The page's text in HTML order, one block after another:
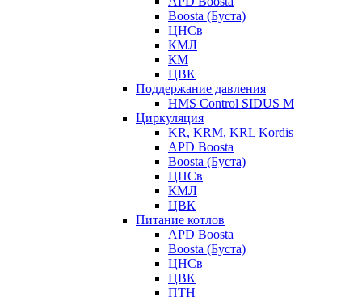
Boosta (Буста)
ЦНСв
КМЛ
КМ
ЦВК
Поддержание давления
HMS Control SIDUS M
Циркуляция
KR, KRM, KRL Kordis
APD Boosta
Boosta (Буста)
ЦНСв
КМЛ
ЦВК
Питание котлов
APD Boosta
Boosta (Буста)
ЦНСв
ЦВК
ПТН